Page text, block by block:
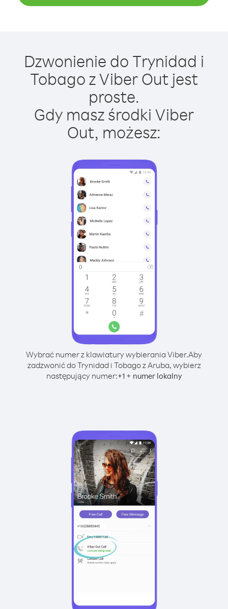
Dzwonienie do Trynidad i
Tobago z Viber Out jest
proste.
Gdy masz środki Viber
Out, możesz:
Wybrać numer z klawiatury wybierania Viber.Aby
zadzwonić do Trynidad i Tobago z Aruba, wybierz
następujący numer:+1+ numer lokalny